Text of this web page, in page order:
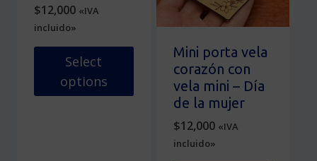
pueden
elegir
en
página
de
pueden
elegir
en
la
página
de
$12,000 «IVA
incluido»
Select
options
Mini porta vela
corazón con
vela mini – Día
de la mujer
$12,000 «IVA
incluido»